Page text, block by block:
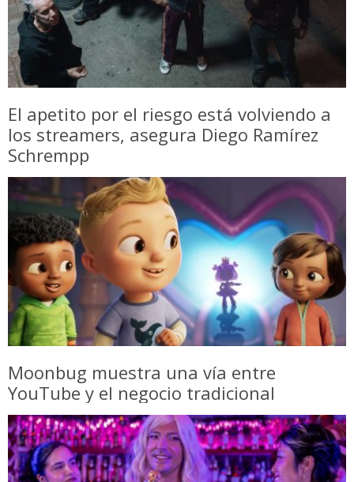
El apetito por el riesgo está volviendo a
los streamers, asegura Diego Ramírez
Schrempp
Moonbug muestra una vía entre
YouTube y el negocio tradicional